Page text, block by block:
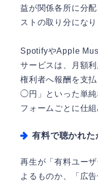
益が関係各所に分
ストの取り分になり
SpotifyやApple
サービスは、月額
権利者へ報酬を支
◯円」といった単純
フォームごとに仕組
有料で聴かれ
再生が「有料ユー
よるものか、「広